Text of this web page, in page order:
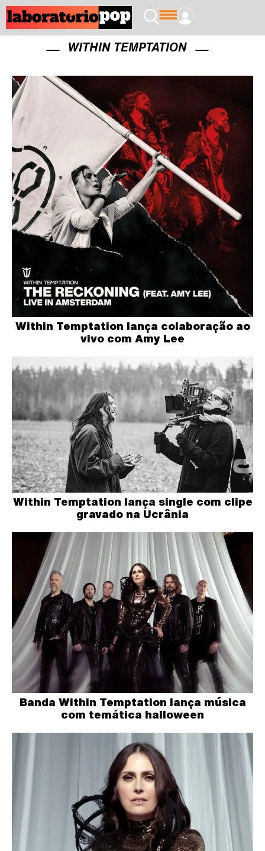
WITHIN TEMPTATION
Within Temptation lança colaboração ao
vivo com Amy Lee
Within Temptation lança single com clipe
gravado na Ucrânia
Banda Within Temptation lança música
com temática halloween